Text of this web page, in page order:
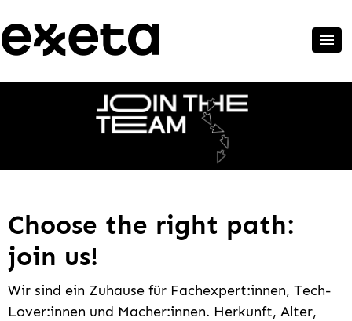
Choose the right path:
join us!
Wir sind ein Zuhause für Fachexpert:innen, Tech-
Lover:innen und Macher:innen. Herkunft, Alter,